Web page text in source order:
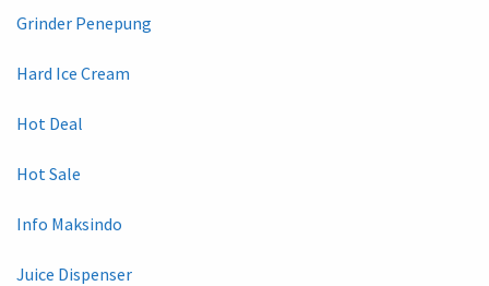
Grinder Penepung
Hard Ice Cream
Hot Deal
Hot Sale
Info Maksindo
Juice Dispenser